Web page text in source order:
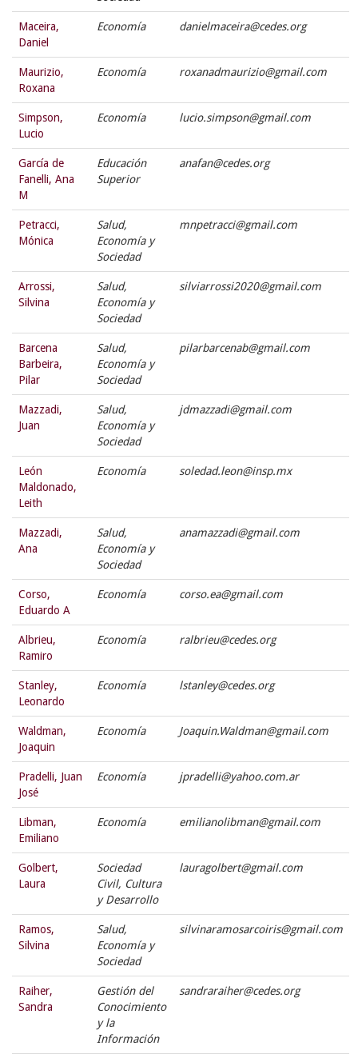
Maceira,
Daniel
Economía danielmaceira@cedes.org
Maurizio,
Roxana
Economía roxanadmaurizio@gmail.com
Simpson,
Lucio
Economía lucio.simpson@gmail.com
García de
Fanelli, Ana
M
Educación
Superior
anafan@cedes.org
Petracci,
Mónica
Salud,
Economía y
Sociedad
mnpetracci@gmail.com
Arrossi,
Silvina
Salud,
Economía y
Sociedad
silviarrossi2020@gmail.com
Barcena
Barbeira,
Pilar
Salud,
Economía y
Sociedad
pilarbarcenab@gmail.com
Mazzadi,
Juan
Salud,
Economía y
Sociedad
jdmazzadi@gmail.com
León
Maldonado,
Leith
Economía soledad.leon@insp.mx
Mazzadi,
Ana
Salud,
Economía y
Sociedad
anamazzadi@gmail.com
Corso,
Eduardo A
Economía corso.ea@gmail.com
Albrieu,
Ramiro
Economía ralbrieu@cedes.org
Stanley,
Leonardo
Economía lstanley@cedes.org
Waldman,
Joaquin
Economía Joaquin.Waldman@gmail.com
Pradelli, Juan
José
Economía jpradelli@yahoo.com.ar
Libman,
Emiliano
Economía emilianolibman@gmail.com
Golbert,
Laura
Sociedad
Civil, Cultura
y Desarrollo
lauragolbert@gmail.com
Ramos,
Silvina
Salud,
Economía y
Sociedad
silvinaramosarcoiris@gmail.com
Raiher,
Sandra
Gestión del
Conocimiento
y la
Información
sandraraiher@cedes.org